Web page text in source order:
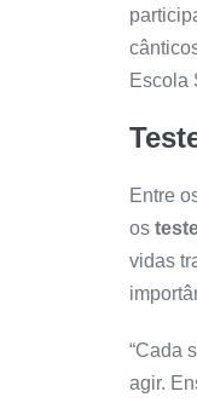
Escola
Entre
os
vidas
“Cada
agir.